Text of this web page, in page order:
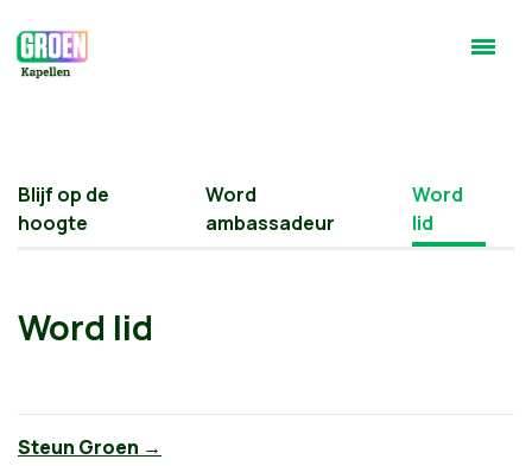
Blijf op de
hoogte
Word
ambassadeur
Word
lid
Word lid
Steun Groen →